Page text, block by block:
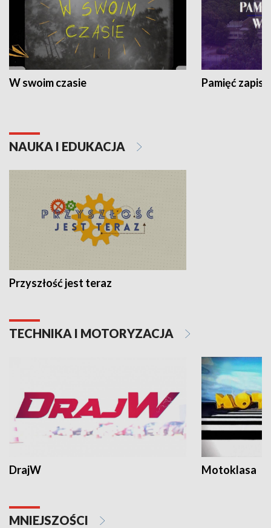
W swoim czasie Pamięć
NAUKA I EDUKACJA
Przyszłość jest teraz
TECHNIKA I MOTORYZACJA
DrajW Motoklasa
MNIEJSZOŚCI